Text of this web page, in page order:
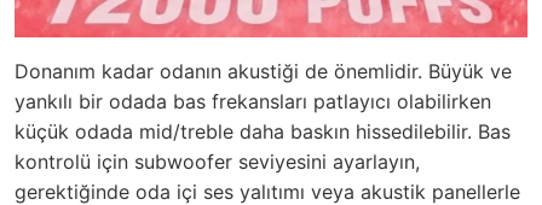
Donanım kadar odanın akustiği de önemlidir. Büyük ve
yankılı bir odada bas frekansları patlayıcı olabilirken
küçük odada mid/treble daha baskın hissedilebilir. Bas
kontrolü için subwoofer seviyesini ayarlayın,
gerektiğinde oda içi ses yalıtımı veya akustik panellerle